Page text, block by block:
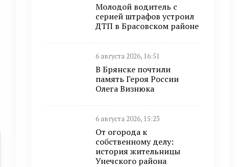
Молодой водитель с
серией штрафов устроил
ДТП в Брасовском районе
6 августа 2026, 16:51
В Брянске почтили
память Героя России
Олега Визнюка
6 августа 2026, 15:23
От огорода к
собственному делу:
история жительницы
Унечского района